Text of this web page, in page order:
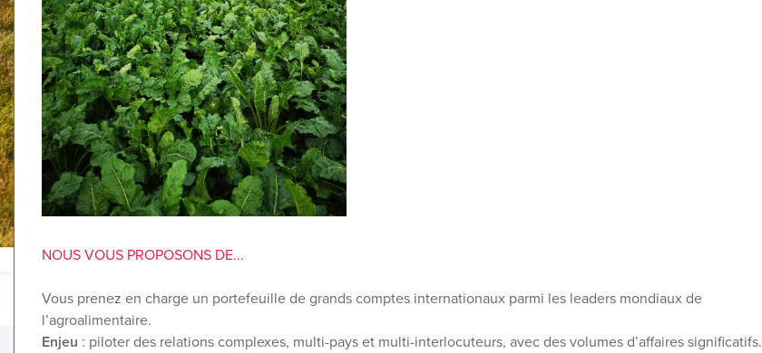
NOUS VOUS PROPOSONS DE...
Vous prenez en charge un portefeuille de grands comptes internationaux parmi les leaders mondiaux de
l’agroalimentaire.
Enjeu : piloter des relations complexes, multi-pays et multi-interlocuteurs, avec des volumes d’affaires significatifs.